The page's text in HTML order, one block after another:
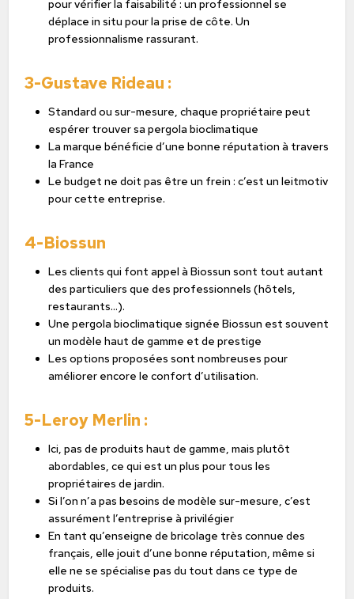
pour vérifier la faisabilité : un professionnel se
déplace in situ pour la prise de côte. Un
professionnalisme rassurant.
3-Gustave Rideau :
Standard ou sur-mesure, chaque propriétaire peut
espérer trouver sa pergola bioclimatique
La marque bénéficie d’une bonne réputation à travers
la France
Le budget ne doit pas être un frein : c’est un leitmotiv
pour cette entreprise.
4-Biossun
Les clients qui font appel à Biossun sont tout autant
des particuliers que des professionnels (hôtels,
restaurants…).
Une pergola bioclimatique signée Biossun est souvent
un modèle haut de gamme et de prestige
Les options proposées sont nombreuses pour
améliorer encore le confort d’utilisation.
5-Leroy Merlin :
Ici, pas de produits haut de gamme, mais plutôt
abordables, ce qui est un plus pour tous les
propriétaires de jardin.
Si l’on n’a pas besoins de modèle sur-mesure, c’est
assurément l’entreprise à privilégier
En tant qu’enseigne de bricolage très connue des
français, elle jouit d’une bonne réputation, même si
elle ne se spécialise pas du tout dans ce type de
produits.